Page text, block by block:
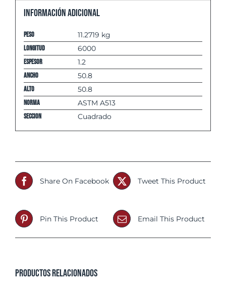
Información adicional
Peso 11.2719 kg
Longitud 6000
espesor 1.2
Ancho 50.8
Alto 50.8
Norma ASTM A513
Seccion Cuadrado
Share On Facebook Tweet This Product
Pin This Product Email This Product
Productos relacionados